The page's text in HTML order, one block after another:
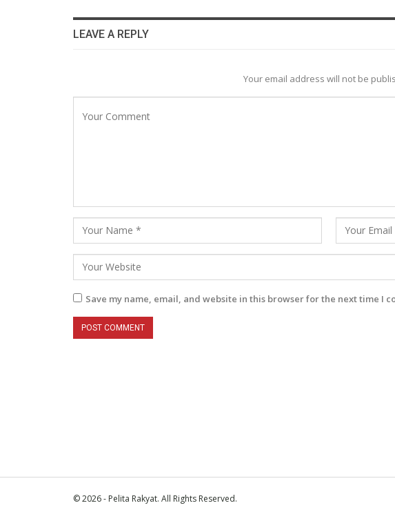
LEAVE A REPLY
Your email address will not be
Save my name, email, and website in this browser for the next time I
© 2026 - Pelita Rakyat. All Rights Reserved.